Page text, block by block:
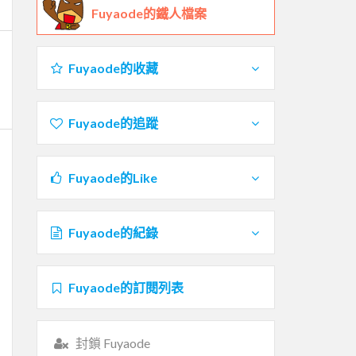
Fuyaode的鐵人檔案
Fuyaode的收藏
Fuyaode的追蹤
Fuyaode的Like
Fuyaode的紀錄
Fuyaode的訂閱列表
封鎖 Fuyaode